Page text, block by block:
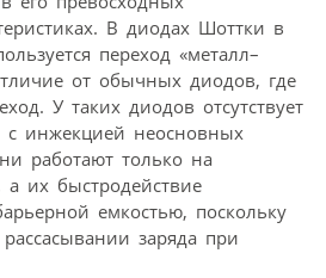
В диодах Шоттки в
переход «металл–
от обычных диодов, где
У таких диодов отсутствует
с инжекцией неосновных
работают только на
а их быстродействие
емкостью, поскольку
заряда при